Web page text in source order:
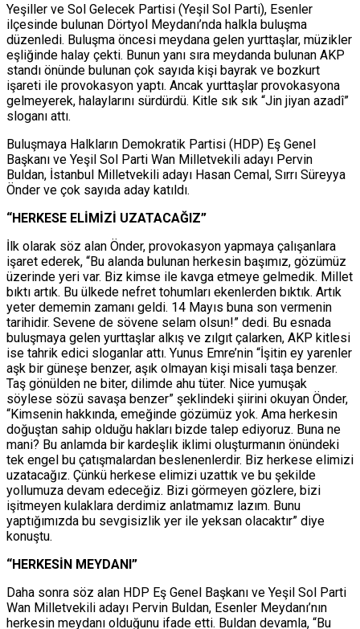
Yeşiller ve Sol Gelecek Partisi (Yeşil Sol Parti), Esenler
ilçesinde bulunan Dörtyol Meydanı’nda halkla buluşma
düzenledi. Buluşma öncesi meydana gelen yurttaşlar, müzikler
eşliğinde halay çekti. Bunun yanı sıra meydanda bulunan AKP
standı önünde bulunan çok sayıda kişi bayrak ve bozkurt
işareti ile provokasyon yaptı. Ancak yurttaşlar provokasyona
gelmeyerek, halaylarını sürdürdü. Kitle sık sık “Jin jiyan azadî”
sloganı attı.
Buluşmaya Halkların Demokratik Partisi (HDP) Eş Genel
Başkanı ve Yeşil Sol Parti Wan Milletvekili adayı Pervin
Buldan, İstanbul Milletvekili adayı Hasan Cemal, Sırrı Süreyya
Önder ve çok sayıda aday katıldı.
“HERKESE ELİMİZİ UZATACAĞIZ”
İlk olarak söz alan Önder, provokasyon yapmaya çalışanlara
işaret ederek, “Bu alanda bulunan herkesin başımız, gözümüz
üzerinde yeri var. Biz kimse ile kavga etmeye gelmedik. Millet
bıktı artık. Bu ülkede nefret tohumları ekenlerden bıktık. Artık
yeter dememin zamanı geldi. 14 Mayıs buna son vermenin
tarihidir. Sevene de sövene selam olsun!” dedi. Bu esnada
buluşmaya gelen yurttaşlar alkış ve zılgıt çalarken, AKP kitlesi
ise tahrik edici sloganlar attı. Yunus Emre’nin “İşitin ey yarenler
aşk bir güneşe benzer, aşık olmayan kişi misali taşa benzer.
Taş gönülden ne biter, dilimde ahu tüter. Nice yumuşak
söylese sözü savaşa benzer” şeklindeki şiirini okuyan Önder,
“Kimsenin hakkında, emeğinde gözümüz yok. Ama herkesin
doğuştan sahip olduğu hakları bizde talep ediyoruz. Buna ne
mani? Bu anlamda bir kardeşlik iklimi oluşturmanın önündeki
tek engel bu çatışmalardan beslenenlerdir. Biz herkese elimizi
uzatacağız. Çünkü herkese elimizi uzattık ve bu şekilde
yollumuza devam edeceğiz. Bizi görmeyen gözlere, bizi
işitmeyen kulaklara derdimiz anlatmamız lazım. Bunu
yaptığımızda bu sevgisizlik yer ile yeksan olacaktır” diye
konuştu.
“HERKESİN MEYDANI”
Daha sonra söz alan HDP Eş Genel Başkanı ve Yeşil Sol Parti
Wan Milletvekili adayı Pervin Buldan, Esenler Meydanı’nın
herkesin meydanı olduğunu ifade etti. Buldan devamla, “Bu